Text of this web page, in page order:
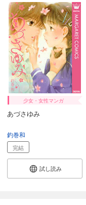
少女・女性マンガ
あづさゆみ
釣巻和
完結
試し読み